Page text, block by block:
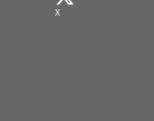
X